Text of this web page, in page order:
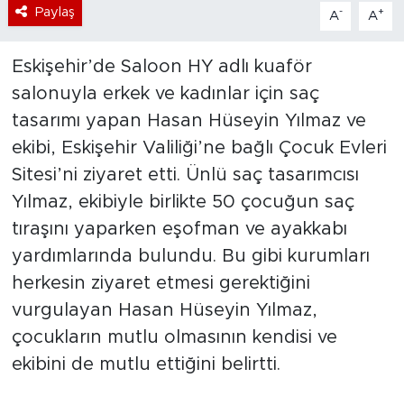
Paylaş A- A+
Eskişehir’de Saloon HY adlı kuaför
salonuyla erkek ve kadınlar için saç
tasarımı yapan Hasan Hüseyin Yılmaz ve
ekibi, Eskişehir Valiliği’ne bağlı Çocuk Evleri
Sitesi’ni ziyaret etti. Ünlü saç tasarımcısı
Yılmaz, ekibiyle birlikte 50 çocuğun saç
tıraşını yaparken eşofman ve ayakkabı
yardımlarında bulundu. Bu gibi kurumları
herkesin ziyaret etmesi gerektiğini
vurgulayan Hasan Hüseyin Yılmaz,
çocukların mutlu olmasının kendisi ve
ekibini de mutlu ettiğini belirtti.
Teknoloji
Magazin
Dünya
Sektör